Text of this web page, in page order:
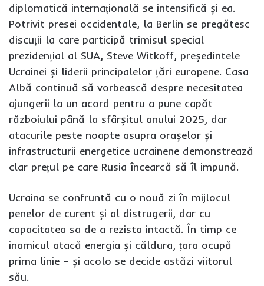
diplomatică internațională se intensifică și ea.
Potrivit presei occidentale, la Berlin se pregătesc
discuții la care participă trimisul special
prezidențial al SUA, Steve Witkoff, președintele
Ucrainei și liderii principalelor țări europene. Casa
Albă continuă să vorbească despre necesitatea
ajungerii la un acord pentru a pune capăt
războiului până la sfârșitul anului 2025, dar
atacurile peste noapte asupra orașelor și
infrastructurii energetice ucrainene demonstrează
clar prețul pe care Rusia încearcă să îl impună.
Ucraina se confruntă cu o nouă zi în mijlocul
penelor de curent și al distrugerii, dar cu
capacitatea sa de a rezista intactă. În timp ce
inamicul atacă energia și căldura, țara ocupă
prima linie – și acolo se decide astăzi viitorul
său.